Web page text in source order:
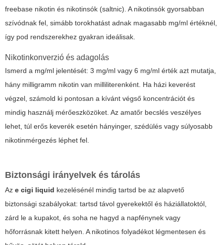
freebase nikotin és nikotinsók (saltnic). A nikotinsók gyorsabban
szívódnak fel, simább torokhatást adnak magasabb mg/ml értéknél,
így pod rendszerekhez gyakran ideálisak.
Nikotinkonverzió és adagolás
Ismerd a mg/ml jelentését: 3 mg/ml vagy 6 mg/ml érték azt mutatja,
hány milligramm nikotin van milliliterenként. Ha házi keverést
végzel, számold ki pontosan a kívánt végső koncentrációt és
mindig használj mérőeszközöket. Az amatőr becslés veszélyes
lehet, túl erős keverék esetén hányinger, szédülés vagy súlyosabb
nikotinmérgezés léphet fel.
Biztonsági irányelvek és tárolás
Az e cigi liquid kezelésénél mindig tartsd be az alapvető
biztonsági szabályokat: tartsd távol gyerekektől és háziállatoktól,
zárd le a kupakot, és soha ne hagyd a napfénynek vagy
hőforrásnak kitett helyen. A nikotinos folyadékot légmentesen és